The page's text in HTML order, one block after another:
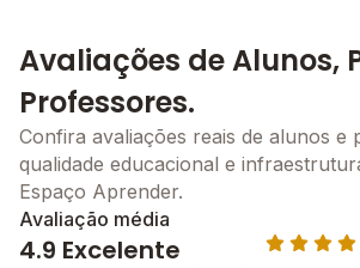
Avaliações de Alunos,
Professores.
Confira avaliações reais de alunos e
qualidade educacional e
Espaço Aprender.
Avaliação média
4.9 Excelente